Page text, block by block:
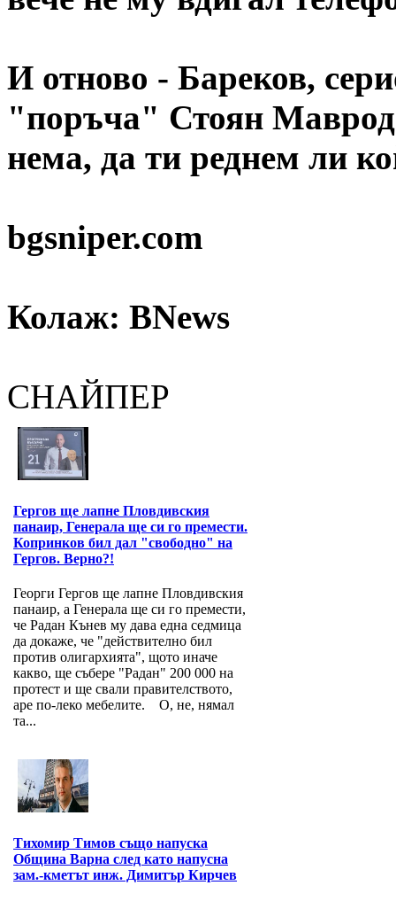
И отново - Бареков,
"поръча" Стоян
нема, да ти реднем ли
bgsniper.com
Колаж: BNews
СНАЙПЕР
Гергов ще лапне Пловдивския
панаир, Генерала ще си го премести.
Копринков бил дал "свободно" на
Гергов. Верно?!
Георги Гергов ще лапне Пловдивския
панаир, а Генерала ще си го премести,
че Радан Кънев му дава една седмица
да докаже, че "действително бил
против олигархията", щото иначе
какво, ще събере "Радан" 200 000 на
протест и ще свали правителството,
аре по-леко мебелите. О, не, нямал
та...
Тихомир Тимов също напуска
Община Варна след като напусна
зам.-кметът инж. Димитър Кирчев